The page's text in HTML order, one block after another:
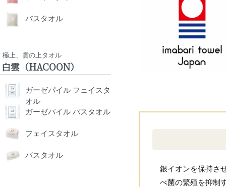
銀イオンを保持さ
べ菌の繁殖を抑制
バスタオル
極上、雲の上タオル
白雲（HACOON）
ガーゼパイル フェイスタ
オル
ガーゼパイル バスタオル
フェイスタオル
バスタオル